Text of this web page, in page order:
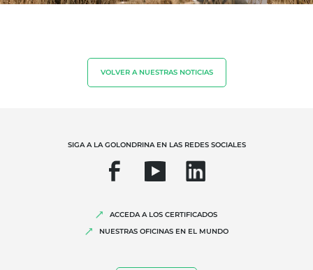
Productos del hogar
Materiales sostenibles
VOLVER A NUESTRAS NOTICIAS
SIGA A LA GOLONDRINA EN LAS REDES SOCIALES
ACCEDA A LOS CERTIFICADOS
NUESTRAS OFICINAS EN EL MUNDO